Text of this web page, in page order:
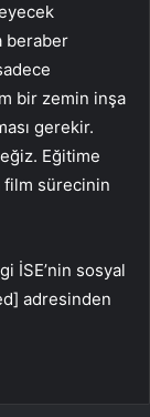
beraber
bir zemin inşa
gerekir.
Eğitime
film sürecinin
İSE’nin sosyal
adresinden